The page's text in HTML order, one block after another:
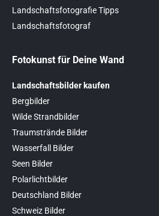
Landschaftsfotografie Tipps
Landschaftsfotograf
Fotokunst für Deine Wand
Landschaftsbilder kaufen
Bergbilder
Wilde Strandbilder
Traumstrände Bilder
Wasserfall Bilder
Seen Bilder
Polarlichtbilder
Deutschland Bilder
Schweiz Bilder